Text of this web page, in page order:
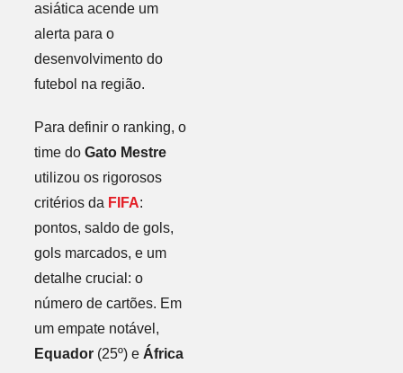
asiática acende um
alerta para o
desenvolvimento do
futebol na região.
Para definir o ranking, o
time do Gato Mestre
utilizou os rigorosos
critérios da FIFA:
pontos, saldo de gols,
gols marcados, e um
detalhe crucial: o
número de cartões. Em
um empate notável,
Equador(25º) e África